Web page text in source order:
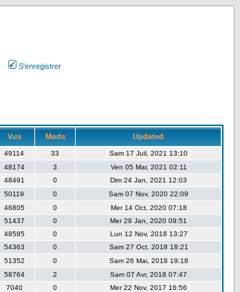
S'enregistrer
Vus Mods Updated
49114 33
Sam 17 Juil, 2021 13:10
48174 3
Ven 05 Mar, 2021 02:11
48491 0
Dim 24 Jan, 2021 12:03
50119 0
Sam 07 Nov, 2020 22:09
46805 0
Mer 14 Oct, 2020 07:18
51437 0
Mer 29 Jan, 2020 09:51
48585 0
Lun 12 Nov, 2018 13:27
54363 0
Sam 27 Oct, 2018 18:21
51352 0
Sam 26 Mai, 2018 19:18
58764 2
Sam 07 Avr, 2018 07:47
7040 0
Mer 22 Nov, 2017 16:56